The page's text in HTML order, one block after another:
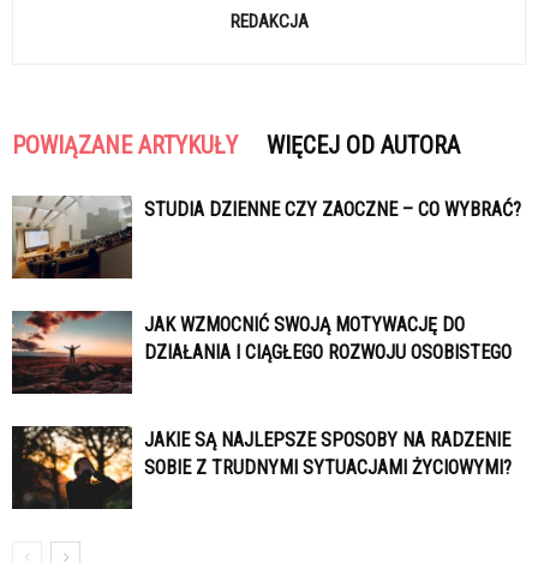
REDAKCJA
POWIĄZANE ARTYKUŁY WIĘCEJ OD AUTORA
STUDIA DZIENNE CZY ZAOCZNE – CO WYBRAĆ?
JAK WZMOCNIĆ SWOJĄ MOTYWACJĘ DO
DZIAŁANIA I CIĄGŁEGO ROZWOJU OSOBISTEGO
JAKIE SĄ NAJLEPSZE SPOSOBY NA RADZENIE
SOBIE Z TRUDNYMI SYTUACJAMI ŻYCIOWYMI?